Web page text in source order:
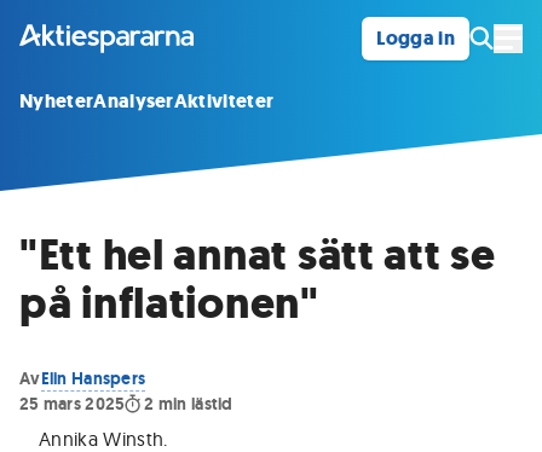
Logga in
NyheterAnalyserAktiviteter
"Ett hel annat sätt att se
på inflationen"
AvElin Hanspers
25 mars 2025
2 min lästid
Annika Winsth.